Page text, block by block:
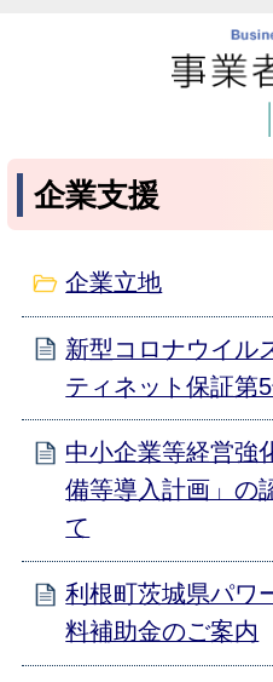
企業支援
企業立地
新型コロナウイル
ティネット保証第
中小企業等経営強
備等導入計画」の
て
利根町茨城県パワ
料補助金のご案内